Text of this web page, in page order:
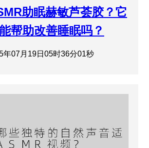
助眠赫敏芦荟胶？它
帮助改善睡眠吗？
年07月19日05时36分01秒